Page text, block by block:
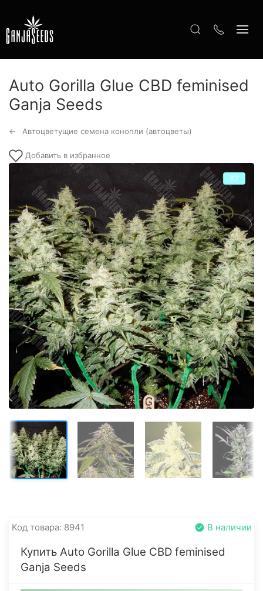
Auto Gorilla Glue CBD feminised
Ganja Seeds
Автоцветущие семена конопли (автоцветы)
Добавить в избранное
Х2
Код товара: 8941 В наличии
Купить Auto Gorilla Glue CBD feminised
Ganja Seeds